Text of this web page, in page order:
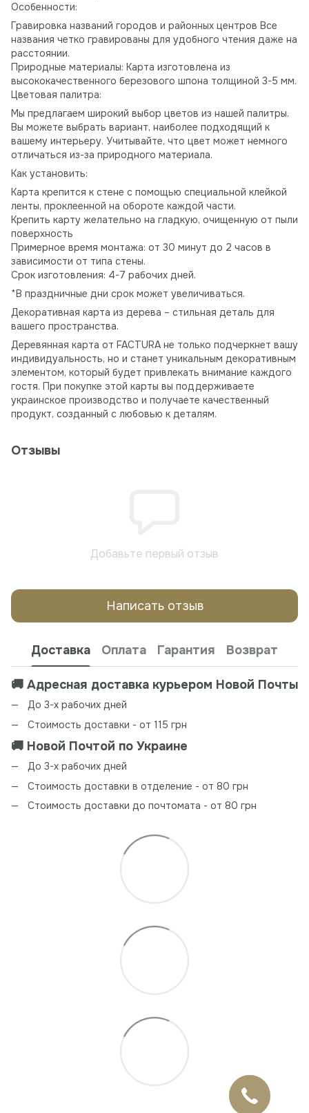
Особенности:
Гравировка названий городов и районных центров Все
названия четко гравированы для удобного чтения даже на
расстоянии.
Природные материалы: Карта изготовлена ​​из
высококачественного березового шпона толщиной 3-5 мм.
Цветовая палитра:
Мы предлагаем широкий выбор цветов из нашей палитры.
Вы можете выбрать вариант, наиболее подходящий к
вашему интерьеру. Учитывайте, что цвет может немного
отличаться из-за природного материала.
Как установить:
Карта крепится к стене с помощью специальной клейкой
ленты, проклеенной на обороте каждой части.
Крепить карту желательно на гладкую, очищенную от пыли
поверхность
Примерное время монтажа: от 30 минут до 2 часов в
зависимости от типа стены.
Срок изготовления: 4-7 рабочих дней.
*В праздничные дни срок может увеличиваться.
Декоративная карта из дерева – стильная деталь для
вашего пространства.
Деревянная карта от FACTURA не только подчеркнет вашу
индивидуальность, но и станет уникальным декоративным
элементом, который будет привлекать внимание каждого
гостя. При покупке этой карты вы поддерживаете
украинское производство и получаете качественный
продукт, созданный с любовью к деталям.
Отзывы
Добавьте первый отзыв
Написать отзыв
Доставка Оплата Гарантия Возврат
🚚 Адресная доставка курьером Новой Почты
До 3-х рабочих дней
Стоимость доставки - от 115 грн
🚚 Новой Почтой по Украине
До 3-х рабочих дней
Стоимость доставки в отделение - от 80 грн
Стоимость доставки до почтомата - от 80 грн